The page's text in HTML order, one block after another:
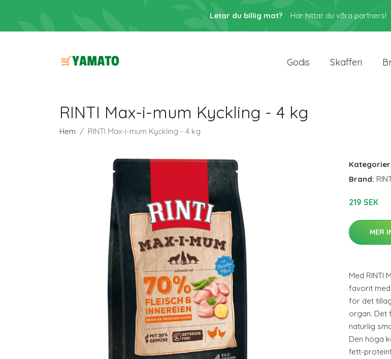
Letar du billig mat? Här hittar du våra partners!
Godis Skafferi
RINTI Max-i-mum Kyckling - 4 kg
Hem RINTI Max-i-mum Kyckling - 4 kg
Brand:
219 SEK
MER
Med RINTI
favorit
för det
organ. Det
naturlig
Den höga
fett-